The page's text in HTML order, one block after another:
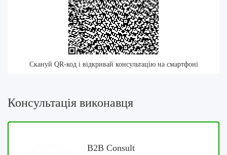
Скануй QR-код і відкривай консультацію на смартфоні
Консультація виконавця
B2B Consult